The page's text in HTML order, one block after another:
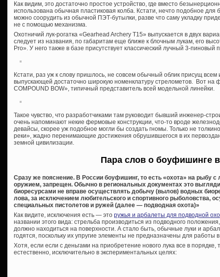
Как видим, это достаточно простое устройство, где вместо
использована обычная пластиковая колба. Кстати, нечто подобное
можно соорудить из обычной ПЭТ-бутылки, разве что саму укладку
не с помощью механизма.
Охотничий лук-рогатка «Gearhead Archery T15» выпускается в двух
следует из названия, по габаритам еще ближе к блочным лукам, его
Pro». У него также в базе присутствует классический лучный 3-пиновый
Кстати, раз уж к слову пришлось, не совсем обычный облик присущ
выпускающей достаточно широкую номенклатуру стрелометов. Вот на
COMPOUND BOW», типичный представитель всей модельной линейки.
Такое чувство, что разработчиками там руководит бывший инженер-
очень напоминают некие фермовые конструкции, что-то вроде
девайсы, скорее уж подобное могли бы создать гномы. Только не
реки», жадно перенимающие достижения обрушившегося в их
земной цивилизации.
Пара слов о боуфишинге
Сразу же пояснение. В России боуфишинг, то есть «охота» на рыбу
оружием, запрещен. Обычно в региональных документах это
биоресурсами не вправе осуществлять добычу (вылов) водных
лова, за исключением любительского и спортивного рыболовства,
специальных пистолетов и ружей (далее — подводная охота)»
Как видите, исключения есть — это ружья и арбалеты для подводной
названии этого вида: стрельба производиться из подводного
должно находиться на поверхности. А стало быть, обычные луки и
годятся, поскольку их упругие элементы не предназначены для работы
Хотя, если если с деньгами на приобретение нового лука все в
естественно, исключительно в экспериментальных целях: